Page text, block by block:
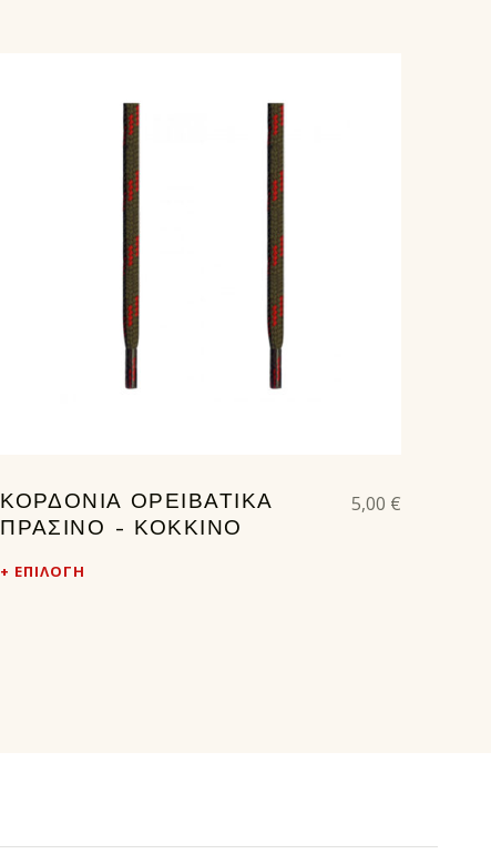
ΚΟΡΔΟΝΙΑ ΟΡΕΙΒΑΤΙΚΑ
ΠΡΑΣΙΝΟ – ΚΟΚΚΙΝΟ
5,00 €
ΕΠΙΛΟΓΉ